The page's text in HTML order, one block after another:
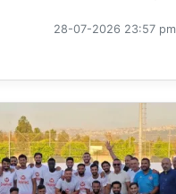
28-07-2026 23:57 pm